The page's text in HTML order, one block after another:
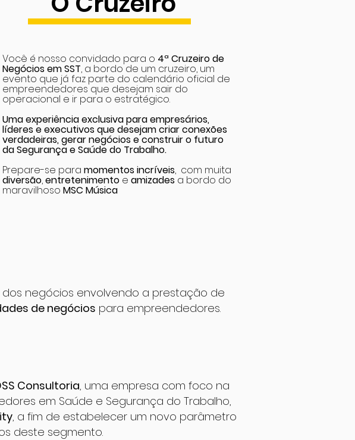
Você é nosso convidado para o 4ª Cruzeiro de
Negócios em SST, a bordo de um cruzeiro, um
evento que já faz parte do calendário oficial de
empreendedores que desejam sair do
operacional e ir para o estratégico.
Uma experiência exclusiva para empresários,
líderes e executivos que desejam criar conexões
verdadeiras, gerar negócios e construir o futuro
da Segurança e Saúde do Trabalho.
Prepare-se para momentos incríveis, com muita
diversão,entretenimento e amizades a bordo do
maravilhoso MSC Música
negócios envolvendo a prestação de
de negócios para empreendedores.
Consultoria, uma empresa com foco na
em Saúde e Segurança do Trabalho,
, a fim de estabelecer um novo parâmetro
deste segmento.